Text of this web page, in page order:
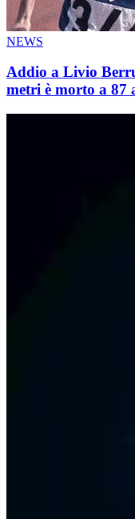
NEWS
Addio a Livio
metri è morto a 87